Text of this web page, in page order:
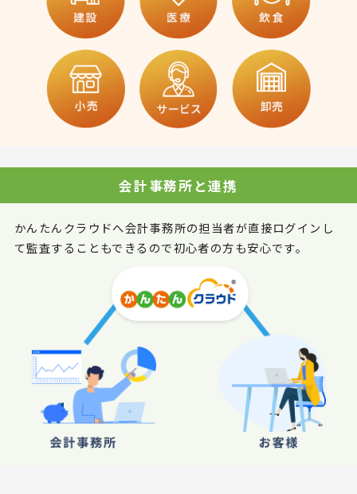
会計事務所と連携
かんたんクラウドへ会計事務所の担当者が直接ログインし
て監査することもできるので初心者の方も安心です。